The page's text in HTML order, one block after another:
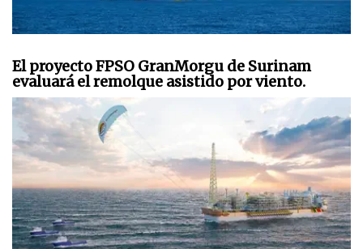
El proyecto FPSO GranMorgu de Surinam
evaluará el remolque asistido por viento.